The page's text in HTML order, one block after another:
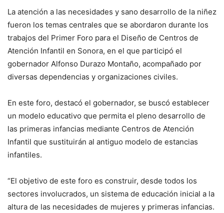
La atención a las necesidades y sano desarrollo de la niñez
fueron los temas centrales que se abordaron durante los
trabajos del Primer Foro para el Diseño de Centros de
Atención Infantil en Sonora, en el que participó el
gobernador Alfonso Durazo Montaño, acompañado por
diversas dependencias y organizaciones civiles.
En este foro, destacó el gobernador, se buscó establecer
un modelo educativo que permita el pleno desarrollo de
las primeras infancias mediante Centros de Atención
Infantil que sustituirán al antiguo modelo de estancias
infantiles.
“El objetivo de este foro es construir, desde todos los
sectores involucrados, un sistema de educación inicial a la
altura de las necesidades de mujeres y primeras infancias.